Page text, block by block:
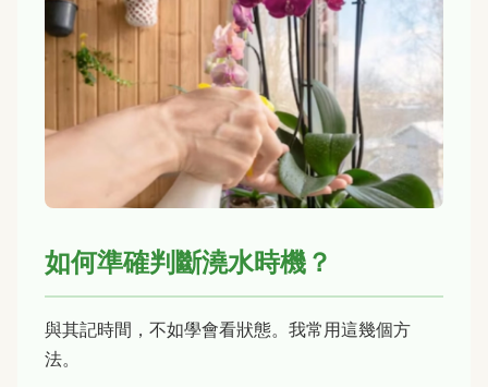
如何準確判斷澆水時機？
與其記時間，不如學會看狀態。我常用這幾個方
法。